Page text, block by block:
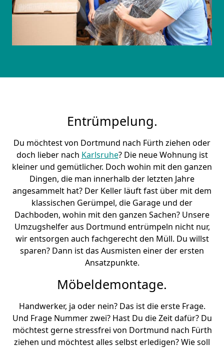
Entrümpelung.
Du möchtest von Dortmund nach Fürth ziehen oder
doch lieber nach Karlsruhe? Die neue Wohnung ist
kleiner und gemütlicher. Doch wohin mit den ganzen
Dingen, die man innerhalb der letzten Jahre
angesammelt hat? Der Keller läuft fast über mit dem
klassischen Gerümpel, die Garage und der
Dachboden, wohin mit den ganzen Sachen? Unsere
Umzugshelfer aus Dortmund entrümpeln nicht nur,
wir entsorgen auch fachgerecht den Müll. Du willst
sparen? Dann ist das Ausmisten einer der ersten
Ansatzpunkte.
Möbeldemontage.
Handwerker, ja oder nein? Das ist die erste Frage.
Und Frage Nummer zwei? Hast Du die Zeit dafür? Du
möchtest gerne stressfrei von Dortmund nach Fürth
ziehen und möchtest alles selbst erledigen? Wie soll